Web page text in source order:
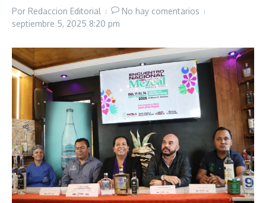
Por Redaccion Editorial
No hay comentarios
septiembre 5, 2025 8:20 pm